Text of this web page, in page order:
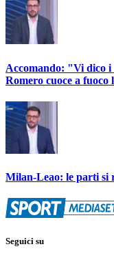
Accomando: "Vi dico i
Romero cuoce a
Milan-Leao: le parti si
Seguici su